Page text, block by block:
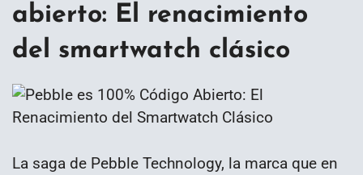
abierto: El renacimiento
del smartwatch clásico
La saga de Pebble Technology, la marca que en